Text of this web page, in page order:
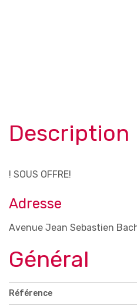
Description
! SOUS OFFRE!
Adresse
Avenue Jean Sebastien
Général
Référence